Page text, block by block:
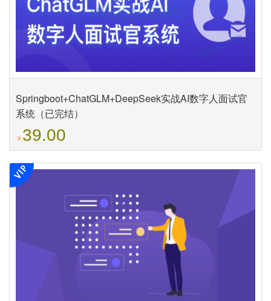
Springboot+ChatGLM+DeepSeek实战AI数字人面试官
系统（已完结）
￥39.00